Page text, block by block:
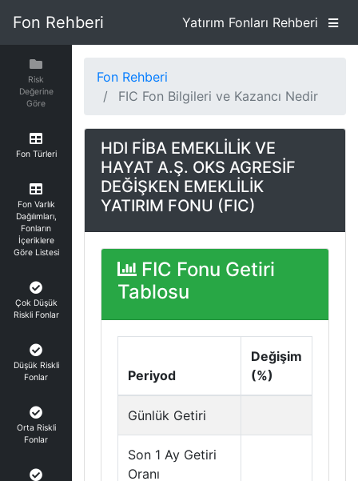
Fon Rehberi Yatırım Fonları Rehberi
Risk
Değerine
Göre
Fon Türleri
Fon Varlık
Dağılımları,
Fonların
İçeriklere
Göre Listesi
Çok Düşük
Riskli Fonlar
Düşük Riskli
Fonlar
Orta Riskli
Fonlar
Fon Rehberi
FIC Fon Bilgileri ve Kazancı Nedir
HDI FİBA EMEKLİLİK VE
HAYAT A.Ş. OKS AGRESİF
DEĞİŞKEN EMEKLİLİK
YATIRIM FONU (FIC)
FIC Fonu Getiri
Tablosu
Periyod
Değişim
(%)
Günlük Getiri
Son 1 Ay Getiri
Oranı